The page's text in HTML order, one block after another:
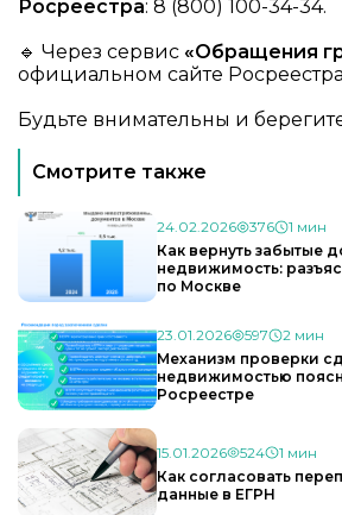
Росреестра: 8 (800) 100-34-34.
🔹 Через сервис «Обращения
официальном сайте
Будьте внимательны и
Смотрите также
24.02.2026 376
1 мин
Как вернуть забытые
недвижимость:
по Москве
23.01.2026 597
2 мин
Механизм проверки
недвижимостью
Росреестре
15.01.2026 524
1 мин
Как согласовать
данные в ЕГРН